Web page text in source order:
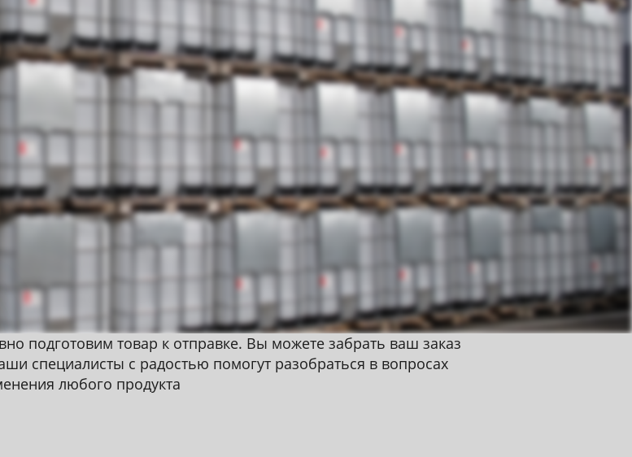
подготовим товар к отправке. Вы можете забрать ваш заказ
специалисты с радостью помогут разобраться в вопросах
любого продукта